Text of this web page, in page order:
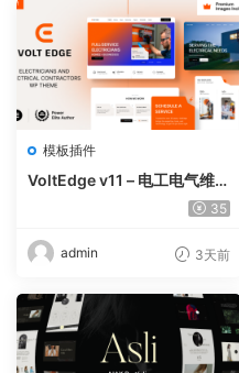
模板插件
VoltEdge v11 – 电工电气维修
35
admin 3天前